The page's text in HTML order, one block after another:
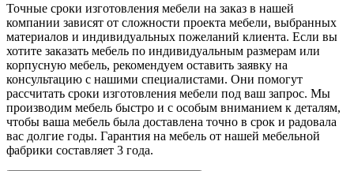
Точные сроки изготовления мебели на заказ в нашей
компании зависят от сложности проекта мебели, выбранных
материалов и индивидуальных пожеланий клиента. Если вы
хотите заказать мебель по индивидуальным размерам или
корпусную мебель, рекомендуем оставить заявку на
консультацию с нашими специалистами. Они помогут
рассчитать сроки изготовления мебели под ваш запрос. Мы
производим мебель быстро и с особым вниманием к деталям,
чтобы ваша мебель была доставлена точно в срок и радовала
вас долгие годы. Гарантия на мебель от нашей мебельной
фабрики составляет 3 года.